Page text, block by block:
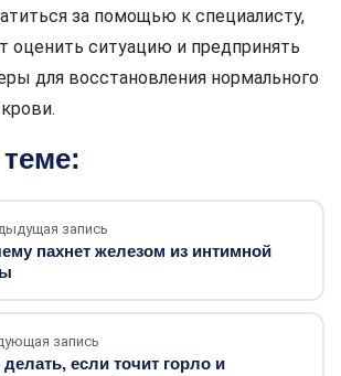
за помощью к специалисту,
оценить ситуацию и предпринять
для восстановления нормального
запись
пахнет железом из интимной
запись
если точит горло и